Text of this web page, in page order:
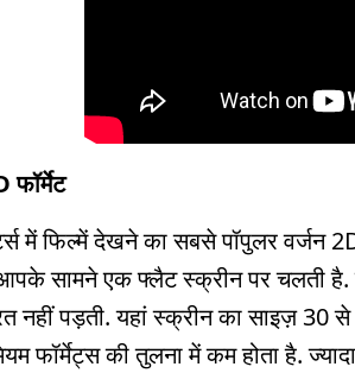
फॉर्मेट
में फिल्में देखने का सबसे पॉपुलर वर्जन
सामने एक फ्लैट स्क्रीन पर चलती
नहीं पड़ती. यहां स्क्रीन का साइज़ 30
फॉर्मेट्स की तुलना में कम होता है.